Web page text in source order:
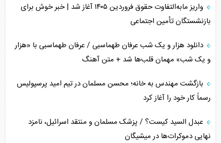
برنامه هفتم توسعه در نقطه کور سیاستگذاری
اوکراین بازوی مخرب آمریکا در غرب آسیا
اهمیت راهبردی اردن برای آمریکا
پیام، ظرفیت بالفعل‌نشده تجارت ایران
همسویی عربستان با سنتکام علیه متحدان ایران
واریز مابه‌التفاوت حقوق فروردین ۱۴۰۵ آغاز شد | خبر خوش برای
بازنشستگان تأمین اجتماعی
دانلود هزار و یک شب عرفان طهماسبی / عرفان طهماسبی با «هزار
و یک شب» مهمان قلب‌ها شد + متن آهنگ
بازگشت مهندس به خانه؛ محسن مسلمان در تیم امید پرسپولیس
رسماً کار خود را آغاز کرد
عبدل السید کیست؟ / پزشک مسلمان و منتقد اسرائیل، نامزد
نهایی دموکرات‌ها در میشیگان